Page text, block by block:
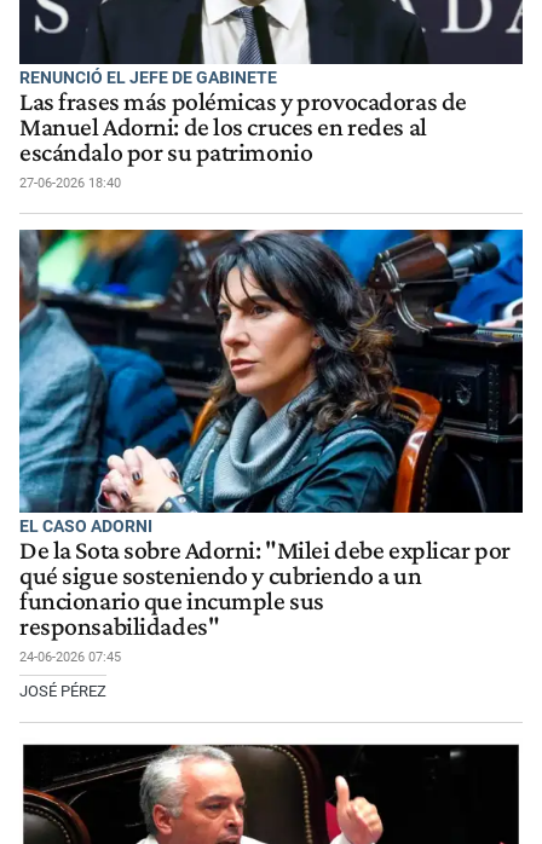
RENUNCIÓ EL JEFE DE GABINETE
Las frases más polémicas y provocadoras de
Manuel Adorni: de los cruces en redes al
escándalo por su patrimonio
27-06-2026 18:40
EL CASO ADORNI
De la Sota sobre Adorni: "Milei debe explicar por
qué sigue sosteniendo y cubriendo a un
funcionario que incumple sus
responsabilidades"
24-06-2026 07:45
JOSÉ PÉREZ